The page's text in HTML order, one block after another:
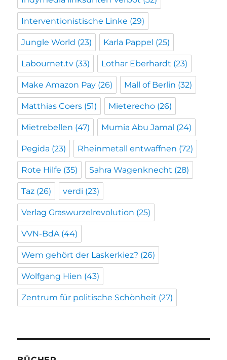
Interventionistische Linke (29)
Jungle World (23) Karla Pappel (25)
Labournet.tv (33) Lothar Eberhardt (23)
Make Amazon Pay (26) Mall of Berlin (32)
Matthias Coers (51) Mieterecho (26)
Mietrebellen (47) Mumia Abu Jamal (24)
Pegida (23) Rheinmetall entwaffnen (72)
Rote Hilfe (35) Sahra Wagenknecht (28)
Taz (26) verdi (23)
Verlag Graswurzelrevolution (25)
VVN-BdA (44)
Wem gehört der Laskerkiez? (26)
Wolfgang Hien (43)
Zentrum für politische Schönheit (27)